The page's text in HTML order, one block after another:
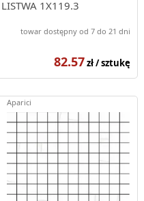
LISTWA 1X119.3
towar dostępny od 7 do 21 dni
82.57zł / sztukę
Aparici